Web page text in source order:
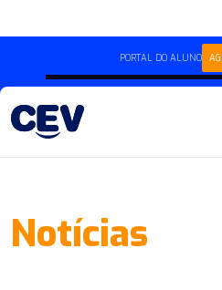
PORTAL DO ALUNO
Notícias